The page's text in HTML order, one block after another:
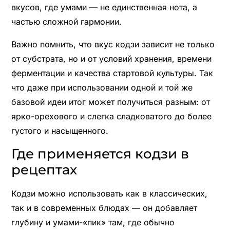
вкусов, где умами — не единственная нота, а
частью сложной гармонии.
Важно помнить, что вкус кодзи зависит не только
от субстрата, но и от условий хранения, времени
ферментации и качества стартовой культуры. Так
что даже при использовании одной и той же
базовой идеи итог может получиться разным: от
ярко-орехового и слегка сладковатого до более
густого и насыщенного.
Где применяется кодзи в
рецептах
Кодзи можно использовать как в классических,
так и в современных блюдах — он добавляет
глубину и умами-«пик» там, где обычно